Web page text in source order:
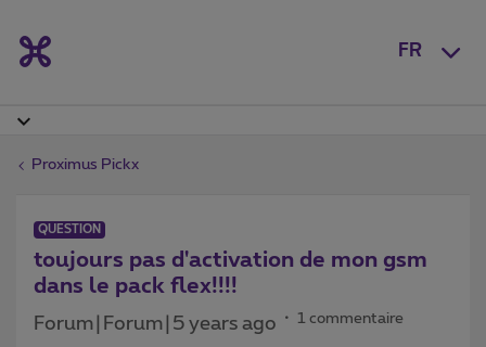
FR
Proximus Pickx
QUESTION
toujours pas d'activation de mon gsm
dans le pack flex!!!!
Forum|Forum|5 years ago 1 commentaire